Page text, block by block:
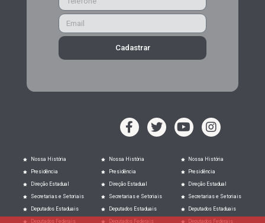
Cadastrar
Nossa História
Presidência
Direção Estadual
Secretarias e Setoriais
Deputados Estaduais
Deputados Federais
Nossa História
Presidência
Direção Estadual
Secretarias e Setoriais
Deputados Estaduais
Deputados Federais
Nossa História
Presidência
Direção Estadual
Secretarias e Setoriais
Deputados Estaduais
Deputados Federais